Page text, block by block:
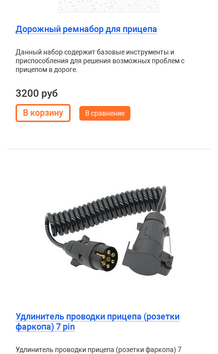
Дорожный ремнабор для прицепа
Данный набор содержит базовые инструменты и
приспособления для решения возможных проблем с
прицепом в дороге.
3200 руб
В сравнение
Удлинитель проводки прицепа (розетки
фаркопа) 7 pin
Удлинитель проводки прицепа (розетки фаркопа) 7